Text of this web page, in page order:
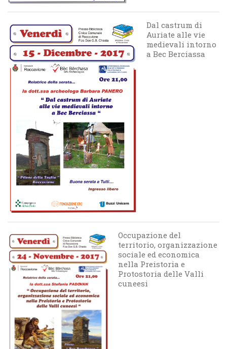
Dal castrum di
Auriate alle vie
medievali intorno
a Bec Berciassa
Occupazione del
territorio, organizzazione
sociale ed economica
nella Preistoria e
Protostoria delle Valli
cuneesi